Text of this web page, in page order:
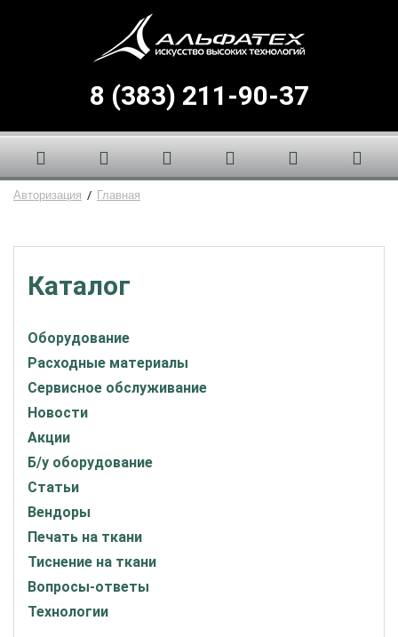
8 (383) 211-90-37
Авторизация / Главная
Каталог
Оборудование
Расходные материалы
Сервисное обслуживание
Новости
Акции
Б/у оборудование
Статьи
Вендоры
Печать на ткани
Тиснение на ткани
Вопросы-ответы
Технологии